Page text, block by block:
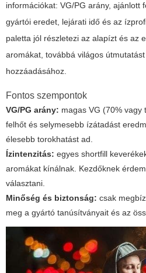
információkat: VG/PG arány, ajánlott
gyártói eredet, lejárati idő és az
paletta jól részletezi az alapízt és az
aromákat, továbbá világos
hozzáadásához.
Fontos szempontok
VG/PG arány: magas VG (70%
felhőt és selymesebb ízátadást
élesebb torokhatást ad.
Ízintenzitás: egyes shortfill
aromákat kínálnak. Kezdőknek
választani.
Minőség és biztonság: csak
meg a gyártó tanúsítványait és az